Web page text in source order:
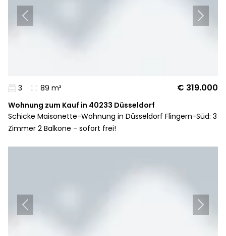
3 89 m² € 319.000
Wohnung zum Kauf in 40233 Düsseldorf
Schicke Maisonette-Wohnung in Düsseldorf Flingern-Süd: 3
Zimmer 2 Balkone - sofort frei!